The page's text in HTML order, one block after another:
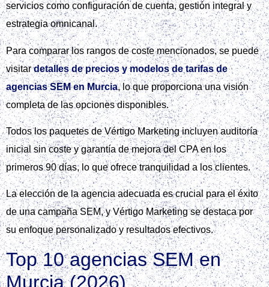
servicios como configuración de cuenta, gestión integral y
estrategia omnicanal.
Para comparar los rangos de coste mencionados, se puede
visitardetalles de precios y modelos de tarifas de
agencias SEM en Murcia, lo que proporciona una visión
completa de las opciones disponibles.
Todos los paquetes de Vértigo Marketing incluyen auditoría
inicial sin coste y garantía de mejora del CPA en los
primeros 90 días, lo que ofrece tranquilidad a los clientes.
La elección de la agencia adecuada es crucial para el éxito
de una campaña SEM, y Vértigo Marketing se destaca por
su enfoque personalizado y resultados efectivos.
Top 10 agencias SEM en
Murcia (2026)